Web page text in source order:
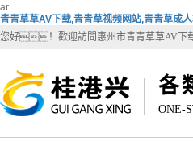
ar
青青草草AV下载,青青草视频网站,青青草成
您好！歡迎訪問惠州市青青草草AV
各
ONE-